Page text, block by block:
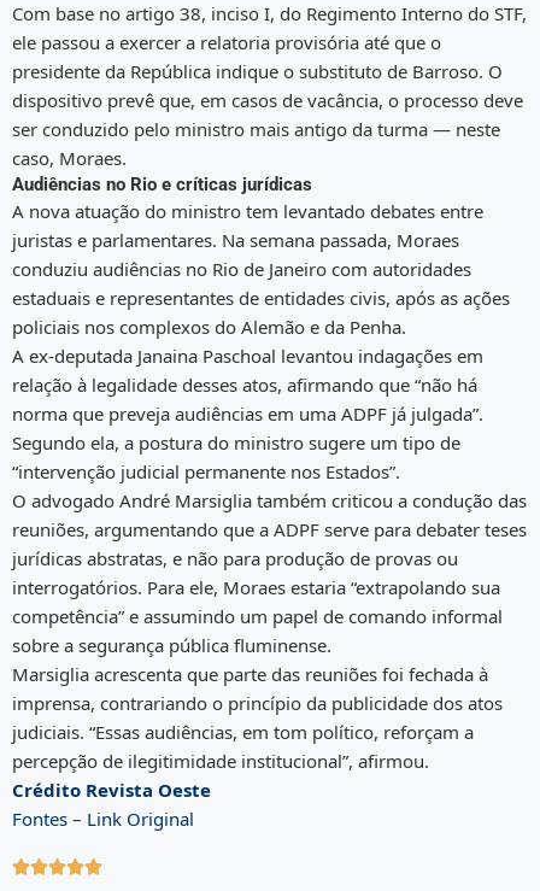
Com base no artigo 38, inciso I, do Regimento Interno do STF,
ele passou a exercer a relatoria provisória até que o
presidente da República indique o substituto de Barroso. O
dispositivo prevê que, em casos de vacância, o processo deve
ser conduzido pelo ministro mais antigo da turma — neste
caso, Moraes.
Audiências no Rio e críticas jurídicas
A nova atuação do ministro tem levantado debates entre
juristas e parlamentares. Na semana passada, Moraes
conduziu audiências no Rio de Janeiro com autoridades
estaduais e representantes de entidades civis, após as ações
policiais nos complexos do Alemão e da Penha.
A ex-deputada Janaina Paschoal levantou indagações em
relação à legalidade desses atos, afirmando que “não há
norma que preveja audiências em uma ADPF já julgada”.
Segundo ela, a postura do ministro sugere um tipo de
“intervenção judicial permanente nos Estados”.
O advogado André Marsiglia também criticou a condução das
reuniões, argumentando que a ADPF serve para debater teses
jurídicas abstratas, e não para produção de provas ou
interrogatórios. Para ele, Moraes estaria “extrapolando sua
competência” e assumindo um papel de comando informal
sobre a segurança pública fluminense.
Marsiglia acrescenta que parte das reuniões foi fechada à
imprensa, contrariando o princípio da publicidade dos atos
judiciais. “Essas audiências, em tom político, reforçam a
percepção de ilegitimidade institucional”, afirmou.
Crédito Revista Oeste
Fontes – Link Original
